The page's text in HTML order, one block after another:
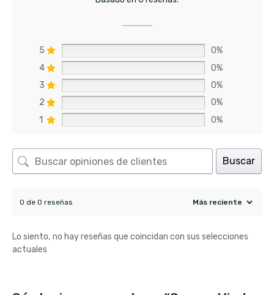
5
0%
4
0%
3
0%
2
0%
1
0%
Buscar
0 de 0 reseñas
Lo siento, no hay reseñas que coincidan con sus selecciones
actuales